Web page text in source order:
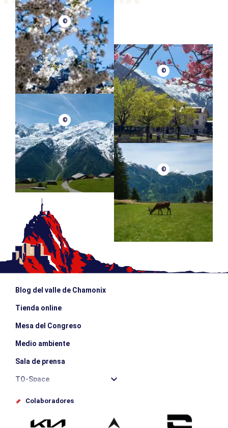
©
©
©
©
Blog del valle de Chamonix
Tienda online
Mesa del Congreso
Medio ambiente
Sala de prensa
TO-Space
Offices de tourisme
Colaboradores